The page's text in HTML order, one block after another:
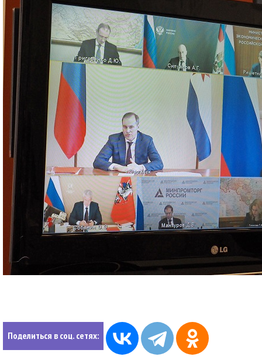
Поделиться в соц. сетях: